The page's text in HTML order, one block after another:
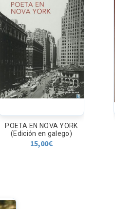
POETA EN NOVA YORK
(Edición en galego)
15,00€